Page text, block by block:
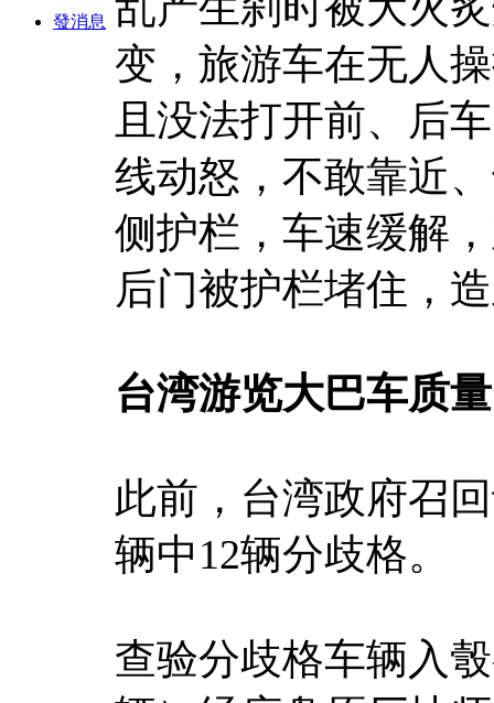
發消息
变，旅游车在无人
且没法打开前、后
线动怒，不敢靠近
侧护栏，车速缓解
后门被护栏堵住，
台湾游览大巴车质
此前，台湾政府召
辆中12辆分歧格。
查验分歧格车辆入